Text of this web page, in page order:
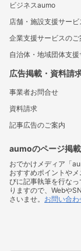
ビジネスaumo
店舗・施設支援サー
企業支援サービスのご
自治体・地域団体支
広告掲載・資料請
事業者お問合せ
資料請求
記事広告のご案内
aumoのページ掲
おでかけメディア「
おすすめポイントや
びに記事執筆を行な
りますので、Webや
さいませ。 お問い合わ